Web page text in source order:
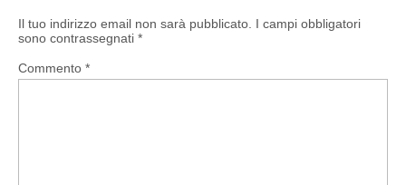
Il tuo indirizzo email non sarà pubblicato. I campi obbligatori
sono contrassegnati *
Commento *